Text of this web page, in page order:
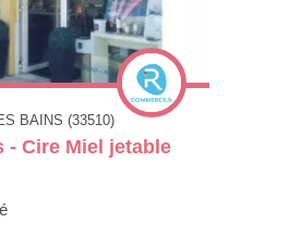
BAINS (33510)
- Cire Miel jetable